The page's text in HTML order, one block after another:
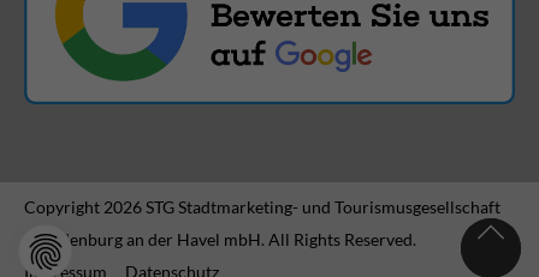
Copyright 2026 STG Stadtmarketing- und Tourismusgesellschaft
Brandenburg an der Havel mbH. All Rights Reserved.
Impressum
Datenschutz